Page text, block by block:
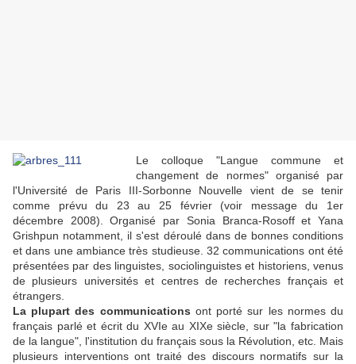
Le colloque "Langue commune et
changement de normes" organisé par
l'Université de Paris III-Sorbonne Nouvelle vient de se tenir
comme prévu du 23 au 25 février (voir message du 1er
décembre 2008). Organisé par Sonia Branca-Rosoff et Yana
Grishpun notamment, il s'est déroulé dans de bonnes conditions
et dans une ambiance très studieuse. 32 communications ont été
présentées par des linguistes, sociolinguistes et historiens, venus
de plusieurs universités et centres de recherches français et
étrangers.
La plupart des communications ont porté sur les normes du
français parlé et écrit du XVIe au XIXe siècle, sur "la fabrication
de la langue", l'institution du français sous la Révolution, etc. Mais
plusieurs interventions ont traité des discours normatifs sur la